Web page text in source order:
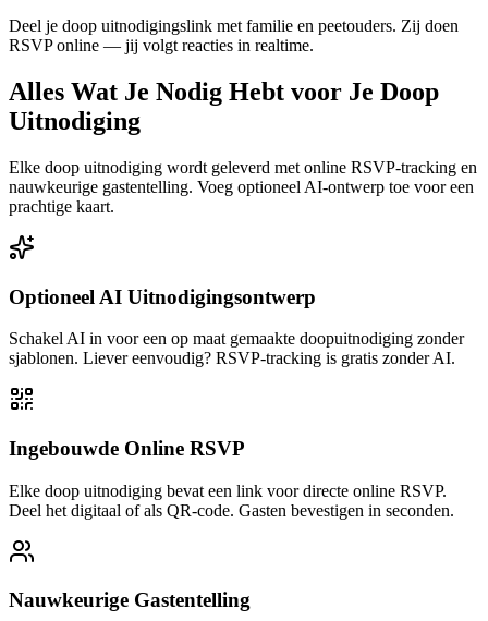
Deel je doop uitnodigingslink met familie en peetouders. Zij doen
RSVP online — jij volgt reacties in realtime.
Alles Wat Je Nodig Hebt voor Je Doop
Uitnodiging
Elke doop uitnodiging wordt geleverd met online RSVP-tracking en
nauwkeurige gastentelling. Voeg optioneel AI-ontwerp toe voor een
prachtige kaart.
Optioneel AI Uitnodigingsontwerp
Schakel AI in voor een op maat gemaakte doopuitnodiging zonder
sjablonen. Liever eenvoudig? RSVP-tracking is gratis zonder AI.
Ingebouwde Online RSVP
Elke doop uitnodiging bevat een link voor directe online RSVP.
Deel het digitaal of als QR-code. Gasten bevestigen in seconden.
Nauwkeurige Gastentelling